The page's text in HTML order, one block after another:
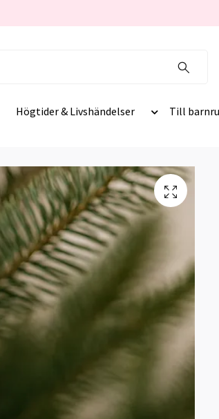
Högtider & Livshändelser Till